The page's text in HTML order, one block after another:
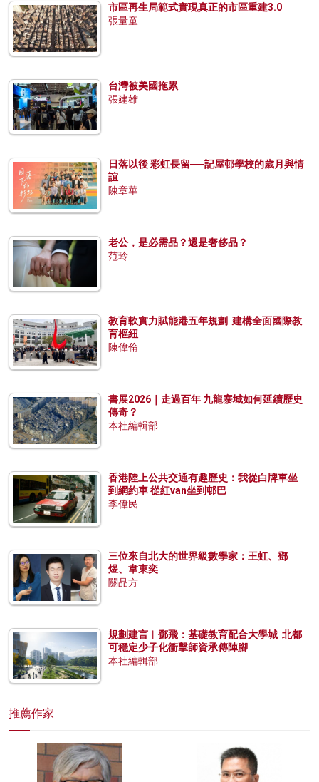
市區再生局範式實現真正的市區重建3.0
張量童
台灣被美國拖累
張建雄
日落以後 彩虹長留──記屋邨學校的歲月與情
誼
陳章華
老公，是必需品？還是奢侈品？
范玲
教育軟實力賦能港五年規劃 建構全面國際教
育樞紐
陳偉倫
書展2026｜走過百年 九龍寨城如何延續歷史
傳奇？
本社編輯部
香港陸上公共交通有趣歷史：我從白牌車坐
到網約車 從紅van坐到邨巴
李偉民
三位來自北大的世界級數學家：王虹、鄧
煜、韋東奕
關品方
規劃建言︱鄧飛：基礎教育配合大學城 北都
可穩定少子化衝擊師資承傳陣腳
本社編輯部
推薦作家